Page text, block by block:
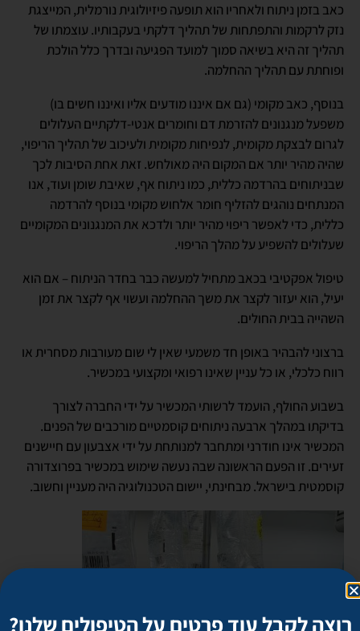
כאב בזמן ניתוח ולאחריו הוא תופעה פיזיולוגית נורמלית, המייצגת
נזק לרקמות והתפתחות של תהליך דלקתי בעקבותיו. עוצמתו של
תהליך זה היא בשיאה סמוך למועד הפגיעה ובדרך כלל הולכת
ופוחתת עם תהליך ההחלמה.
בנוסף, כאב מקומי (גם אם איננו מודעים אליו ואיננו חשים בו)
משפעל מנגנונים להזרמת דם וחומרים אנטי-דלקתיים העלולים
לגרום לבצקת מקומית, לנפיחות מקומית ולעיכוב של תהליך הריפוי,
שהיה מהיר יותר אם המקום היה מאולחש. זאת אחת הסיבות לכך
שבניתוחים בהרדמה כללית, כמו ניתוח אף, שאיבת שומן ועוד, אנו
המנתחים נוהגים להזליף חומר אלחוש מקומי בנוסף להרדמה
כללית, כדי לאפשר ריפוי מהיר יותר ולדכא את המנגנונים המקומיים
שעלולים להשפיע על מהלך הריפוי.
טיפול אפקטיבי בכאב מתחיל למעשה כבר בחדר הניתוח – אם הוא
יעיל, הוא יעזור לקצר את משך ההחלמה ועשוי אף לקצר את זמן
השהייה בבית החולים.
ברצוני להבהיר באופן חד משמעי שאין לי שום מעורבות מסחרית או
רווח כלכלי, או כל עניין שאינו רפואי ומקצועי במכשיר.
בשבוע החולף, הועמד לרשותי המכשיר על ידי החברה לצורך
בדיקתו במהלך ארבעה ניתוחים קוסמטיים מורכבים של הפנים.
המכשיר אינו חודרני ומתחבר למנותחת על ידי אצבעון עם חיישנים
זעירים. זו הפעם הראשונה שבה נעשה שימוש במכשיר בפרוצדורה
קוסמטית בישראל. מבחינתי, יישום הטכנולוגיה היה מעניין וחשוב.
רוצה לקבל עוד פרטים על הטיפולים שלנו?